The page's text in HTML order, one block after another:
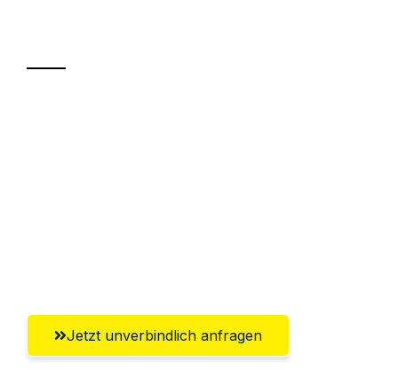
Jetzt unverbindlich anfragen